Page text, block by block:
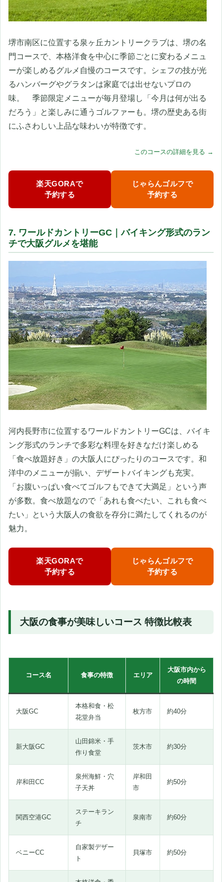
堺市南区に位置する泉ヶ丘カントリークラブは、堺の名
門コースで、本格洋食を中心に季節ごとに変わるメニュ
ーが楽しめるグルメ自慢のコースです。シェフの技が光
るハンバーグやグラタンは家庭では出せないプロの
味。 季節限定メニューが毎月登場し「今月は何が出る
だろう」と楽しみに通うゴルファーも。堺の歴史ある街
にふさわしい上品な味わいが特徴です。
このコースの詳細を見る →
楽天GORAで
予約する
じゃらんゴルフで
予約する
7. ワールドカントリーGC｜バイキング形式のラン
チで大阪グルメを堪能
河内長野市に位置するワールドカントリーGCは、バイキ
ング形式のランチで多彩な料理を好きなだけ楽しめる
「食べ放題好き」の大阪人にぴったりのコースです。和
洋中のメニューが揃い、デザートバイキングも充実。
「お腹いっぱい食べてゴルフもできて大満足」という声
が多数。食べ放題なので「あれも食べたい、これも食べ
たい」という大阪人の食欲を存分に満たしてくれるのが
魅力。
楽天GORAで
予約する
じゃらんゴルフで
予約する
大阪の食事が美味しいコース 特徴比較表
コース名 食事の特徴 エリア
大阪市内から
の時間
大阪GC
本格和食・松
花堂弁当
枚方市 約40分
新大阪GC
山田錦米・手
作り食堂
茨木市 約30分
岸和田CC
泉州海鮮・穴
子天丼
岸和田
市
約50分
関西空港GC
ステーキラン
チ
泉南市 約60分
ベニーCC
自家製デザー
ト
貝塚市 約50分